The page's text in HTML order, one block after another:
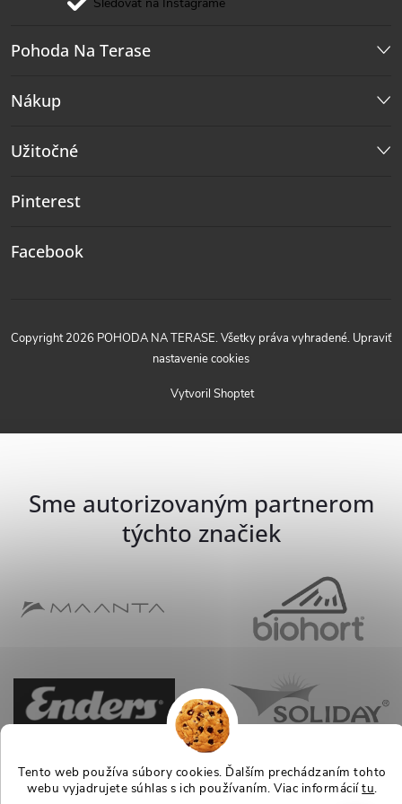
Tento web používa súbory cookies. Ďalším prechádzaním tohto
webu vyjadrujete súhlas s ich používaním. Viac informáciítu.
Pohoda Na Terase
Nákup
Užitočné
Pinterest
Facebook
Vytvoril Shoptet
Copyright 2026 POHODA NA TERASE. Všetky práva vyhradené. Upraviť
nastavenie cookies
Sme autorizovaným partnerom
týchto značiek